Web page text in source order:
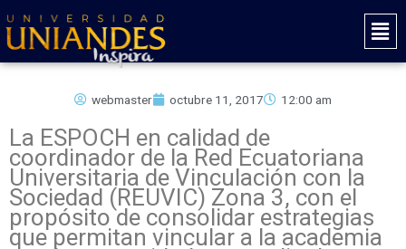
al
contenido
Main
webmaster octubre 11, 2017 12:00 am
La ESPOCH en calidad de
coordinador de la Red Ecuatoriana
Universitaria de Vinculación con la
Sociedad (REUVIC) Zona 3, con el
propósito de consolidar estrategias
que permitan vincular a la academia